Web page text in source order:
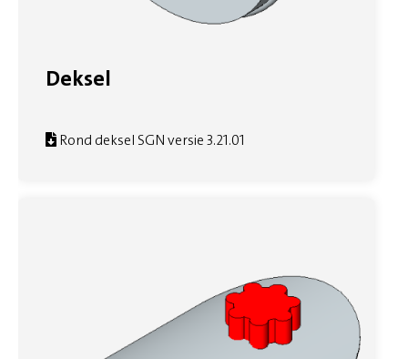
Deksel
Rond deksel SGN versie 3.21.01